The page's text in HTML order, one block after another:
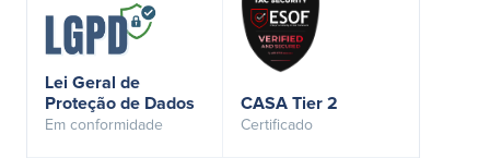
Lei Geral de
Proteção de Dados
Em conformidade
CASA Tier 2
Certificado